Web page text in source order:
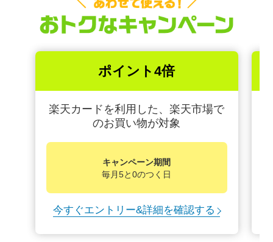
ポイント4倍
楽天カードを利用した、楽天市場で
のお買い物が対象
キャンペーン期間
毎月5と0のつく日
今すぐエントリー&詳細を確認する